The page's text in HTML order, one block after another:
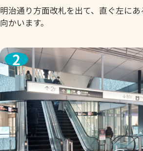
明治通り方面改札を出て、直ぐ左に
向かいます。